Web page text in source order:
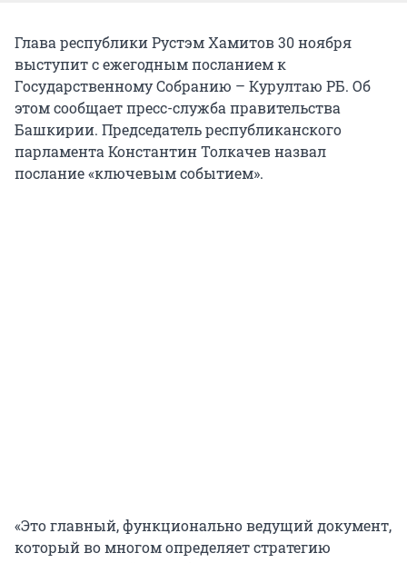
Глава республики Рустэм Хамитов 30 ноября
выступит с ежегодным посланием к
Государственному Собранию – Курултаю РБ. Об
этом сообщает пресс-служба правительства
Башкирии. Председатель республиканского
парламента Константин Толкачев назвал
послание «ключевым событием».
«Это главный, функционально ведущий документ,
который во многом определяет стратегию